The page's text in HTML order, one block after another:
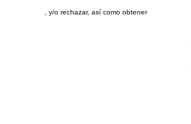
, y/o rechazar, así como obtener